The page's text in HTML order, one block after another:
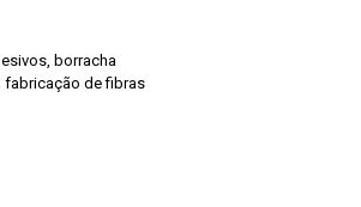
borracha
fabricação de fibras